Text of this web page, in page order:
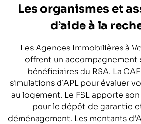
Les organismes et
d’aide à la
Les Agences Immobilières à
offrent un accompagnement
bénéficiaires du RSA. La
simulations d’APL pour évaluer
au logement. Le FSL apporte
pour le dépôt de garantie
déménagement. Les montants